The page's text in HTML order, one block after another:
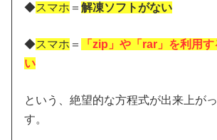
◆スマホ ＝解凍ソフトがない
◆スマホ ＝
「zip」や「rar」を利用
い
という、絶望的な方程式が出来上が
す。